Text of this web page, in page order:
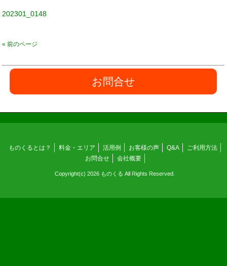
202301_0148
« 前のページ
お問合せ
ものくるとは？ 料金・エリア 活用例 お客様の声 Q&A
ご利用方法
お問合せ
会社概要
Copyright(c) 2026 ものくる All Rights Reserved.